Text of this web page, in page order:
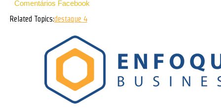
Comentários Facebook
Related Topics:destaque 4